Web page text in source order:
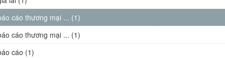
cáo thương mại ... (1)
cáo thương mại ... (1)
cáo (1)